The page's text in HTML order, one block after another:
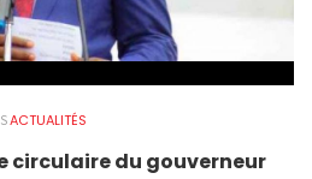
ACTUALITÉS
circulaire du gouverneur